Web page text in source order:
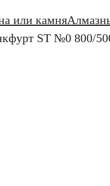
или камня
ST №0 800/